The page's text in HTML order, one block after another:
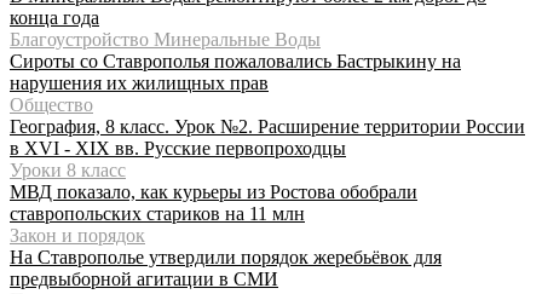
конца года
Благоустройство Минеральные Воды
Сироты со Ставрополья пожаловались Бастрыкину на
нарушения их жилищных прав
Общество
География, 8 класс. Урок №2. Расширение территории России
в XVI - XIX вв. Русские первопроходцы
Уроки 8 класс
МВД показало, как курьеры из Ростова обобрали
ставропольских стариков на 11 млн
Закон и порядок
На Ставрополье утвердили порядок жеребьёвок для
предвыборной агитации в СМИ